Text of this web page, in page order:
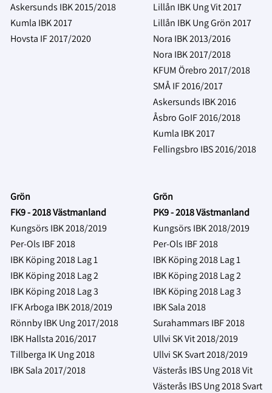
Askersunds IBK 2015/2018 Lillån IBK Ung Vit2017
Kumla IBK 2017
Lillån IBK Ung Grön2017
Hovsta IF 2017/2020
Nora IBK 2013/2016
Nora IBK 2017/2018
KFUM Örebro 2017/2018
SMÅ IF 2016/2017
Askersunds IBK 2016
Åsbro GoIF 2016/2018
Kumla IBK 2017
Fellingsbro IBS 2016/2018
Grön
Grön
FK9 - 2018 Västmanland
PK9 - 2018 Västmanland
Kungsörs IBK 2018/2019
Kungsörs IBK 2018/2019
Per-Ols IBF 2018
Per-Ols IBF 2018
IBK Köping 2018 Lag 1
IBK Köping 2018 Lag 1
IBK Köping 2018 Lag 2
IBK Köping 2018 Lag 2
IBK Köping 2018 Lag 3
IBK Köping 2018 Lag 3
IFK Arboga IBK 2018/2019
IBK Sala 2018
Rönnby IBK Ung 2017/2018
Surahammars IBF 2018
IBK Hallsta 2016/2017
Ullvi SK Vit 2018/2019
Tillberga IK Ung 2018
Ullvi SK Svart 2018/2019
IBK Sala 2017/2018
Västerås IBS Ung 2018 Vit
Västerås IBS Ung 2018 Svart